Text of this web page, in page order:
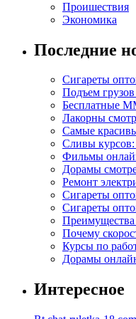
Проишествия
Экономика
Последние
Сигареты
Подъем
Бесплатные
Лакорны
Самые
Сливы курсов:
Фильмы
Дорамы
Ремонт
Сигареты
Сигареты
Преимущества
Почему
Курсы по
Дорамы
Интересное